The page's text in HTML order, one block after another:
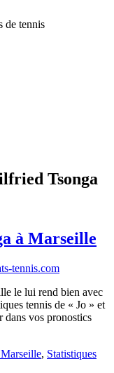
de tennis
Tsonga
à Marseille
tennis.com
le lui rend bien avec
tennis de « Jo » et
dans vos pronostics
, Statistiques